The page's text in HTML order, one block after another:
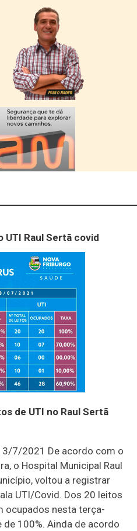
UTI Raul Sertã covid
de UTI no Raul Sertã
7/2021 De acordo com o
o Hospital Municipal Raul
voltou a registrar
UTI/Covid. Dos 20 leitos
ocupados nesta terça-
100%. Ainda de acordo